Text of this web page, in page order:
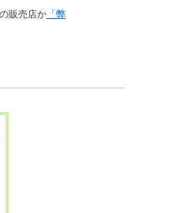
販売店か 「弊